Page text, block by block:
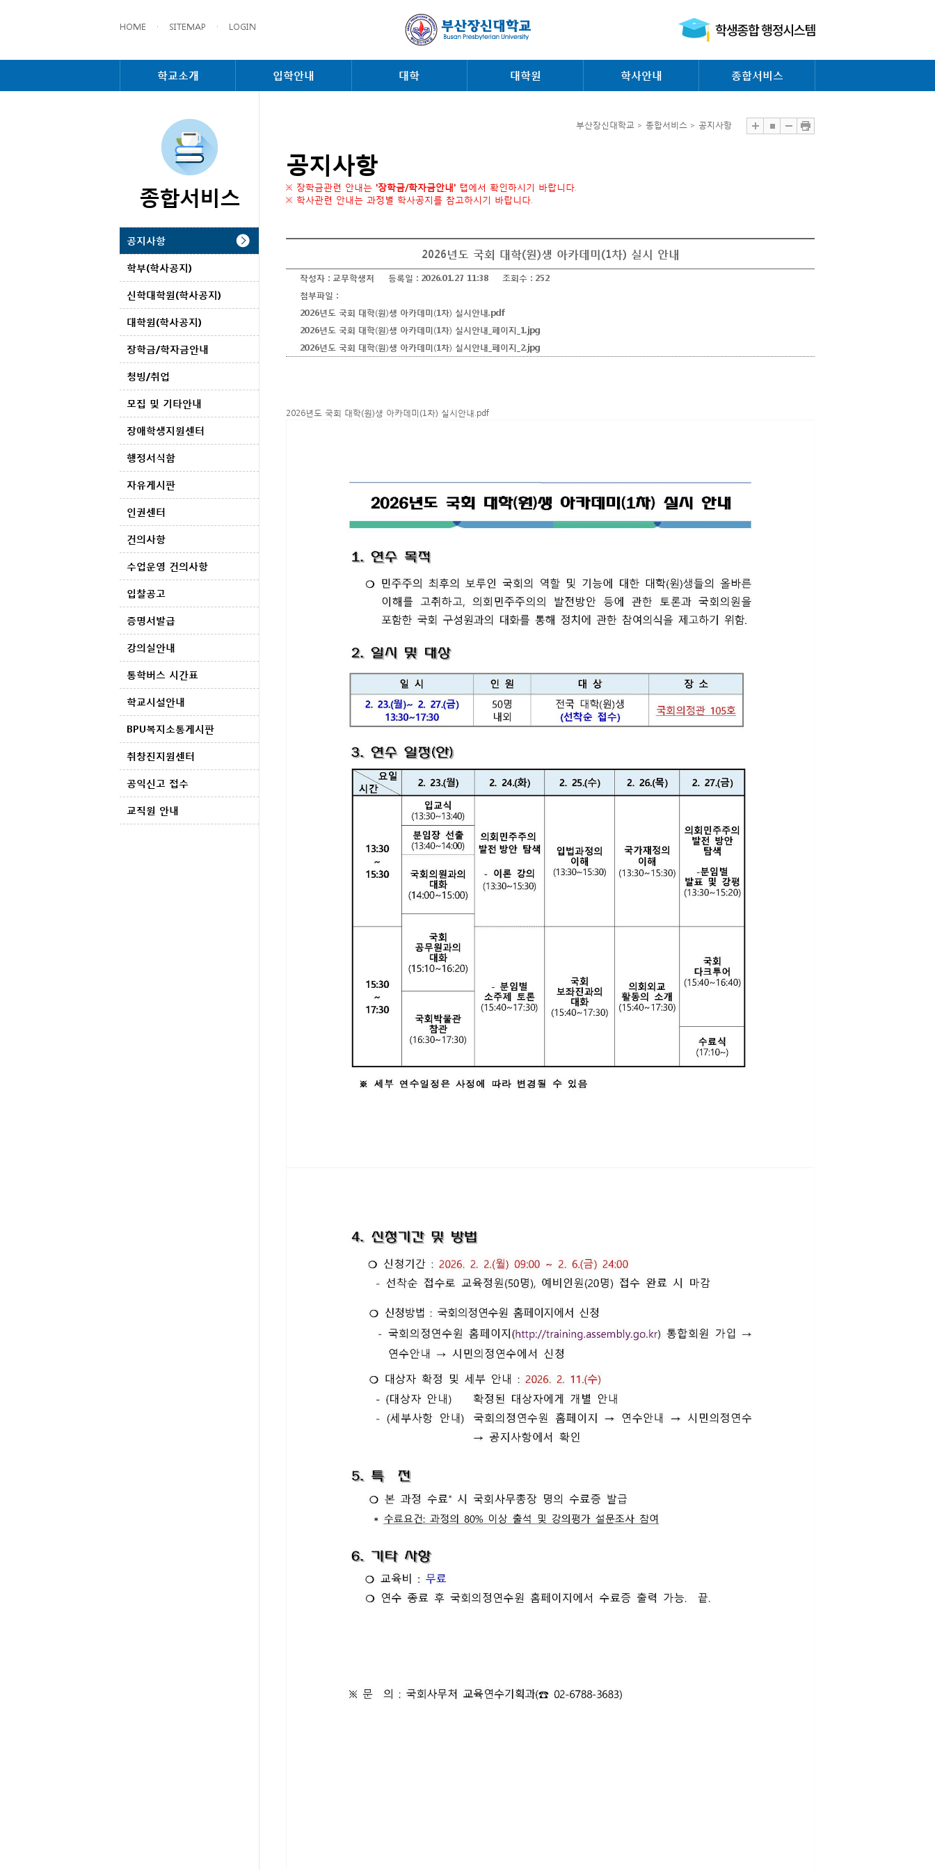
HOME · SITEMAP · LOGIN
학교소개 입학안내 대학 대학원 학사안내 종합서비스
종합서비스
공지사항
학부(학사공지)
신학대학원(학사공지)
대학원(학사공지)
장학금/학자금안내
청빙/취업
모집 및 기타안내
장애학생지원센터
행정서식함
자유게시판
인권센터
건의사항
수업운영 건의사항
입찰공고
증명서발급
강의실안내
통학버스 시간표
학교시설안내
BPU복지소통게시판
취창진지원센터
공익신고 접수
교직원 안내
부산장신대학교 > 종합서비스 > 공지사항
공지사항
※ 장학금관련 안내는 '장학금/학자금안내' 탭에서 확인하시기 바랍니다.
※ 학사관련 안내는 과정별 학사공지를 참고하시기 바랍니다.
2026년도 국회 대학(원)생 아카데미(1차) 실시 안내
작성자 : 교무학생처 등록일 : 2026.01.27 11:38 조회수 : 252
첨부파일 :
2026년도 국회 대학(원)생 아카데미(1차) 실시안내.pdf
2026년도 국회 대학(원)생 아카데미(1차) 실시안내_페이지_1.jpg
2026년도 국회 대학(원)생 아카데미(1차) 실시안내_페이지_2.jpg
2026년도 국회 대학(원)생 아카데미(1차) 실시안내.pdf